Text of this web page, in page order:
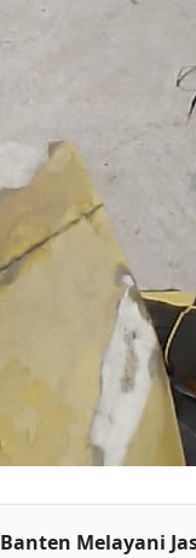
Banten Melayani